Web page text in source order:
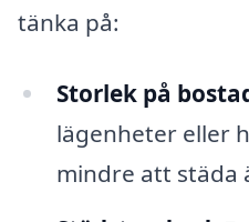
tänka på:
Storlek på
lägenheter eller
mindre att städa